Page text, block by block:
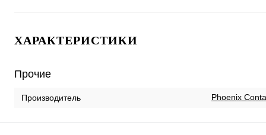
ХАРАКТЕРИСТИКИ
Прочие
Производитель Phoenix